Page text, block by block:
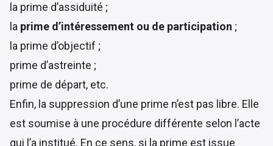
la prime d’assiduité ;
la prime d’intéressement ou de participation ;
la prime d’objectif ;
prime d’astreinte ;
prime de départ, etc.
Enfin, la suppression d’une prime n’est pas libre. Elle
est soumise à une procédure différente selon l’acte
qui l’a institué. En ce sens, si la prime est issue